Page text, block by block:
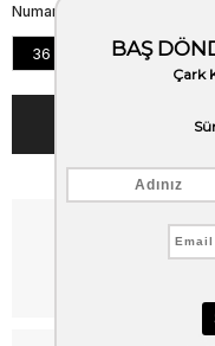
Numara
36 37 38
Critical Stock